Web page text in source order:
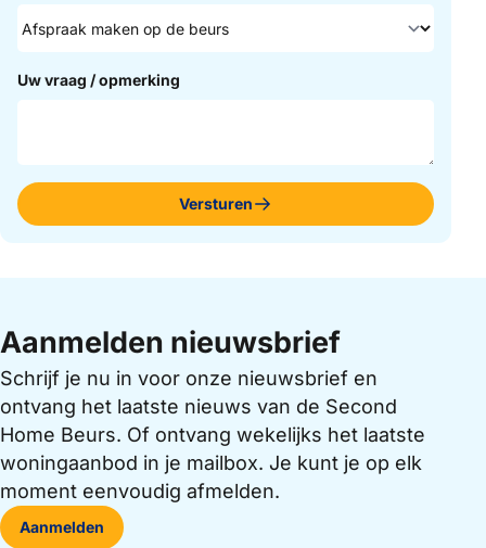
Uw vraag / opmerking
Versturen
Aanmelden nieuwsbrief
Schrijf je nu in voor onze nieuwsbrief en
ontvang het laatste nieuws van de Second
Home Beurs. Of ontvang wekelijks het laatste
woningaanbod in je mailbox. Je kunt je op elk
moment eenvoudig afmelden.
Aanmelden